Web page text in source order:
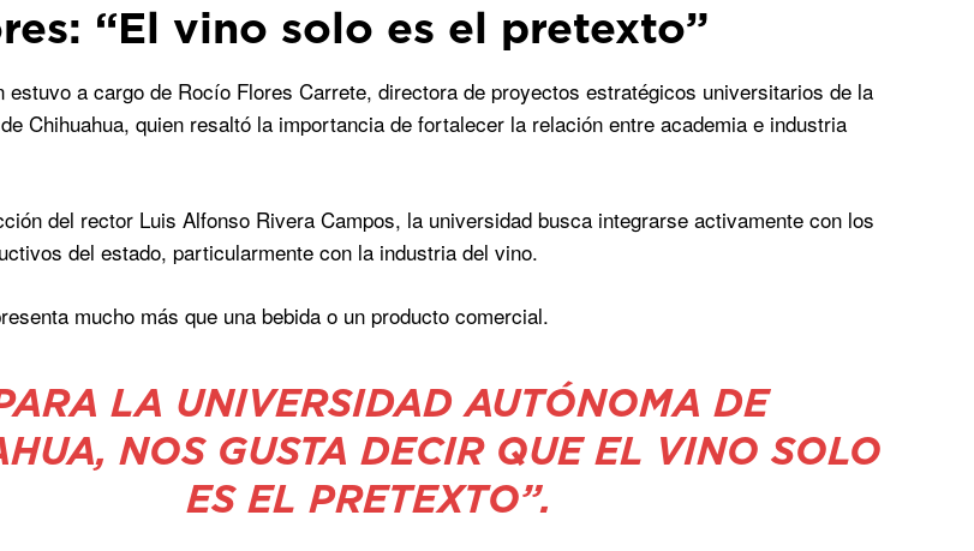
“El vino solo es el pretexto”
estuvo a cargo de Rocío Flores Carrete, directora de proyectos estratégicos universitarios de la
Chihuahua, quien resaltó la importancia de fortalecer la relación entre academia e industria
del rector Luis Alfonso Rivera Campos, la universidad busca integrarse activamente con los
del estado, particularmente con la industria del vino.
mucho más que una bebida o un producto comercial.
LA UNIVERSIDAD AUTÓNOMA DE
NOS GUSTA DECIR QUE EL VINO SOLO
ES EL PRETEXTO”.